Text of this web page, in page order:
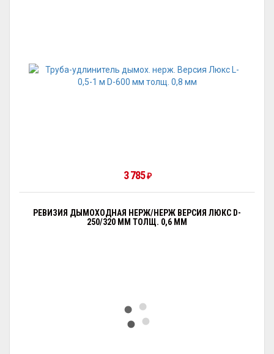
3 785₽
РЕВИЗИЯ ДЫМОХОДНАЯ НЕРЖ/НЕРЖ ВЕРСИЯ ЛЮКС D-
250/320 ММ ТОЛЩ. 0,6 ММ